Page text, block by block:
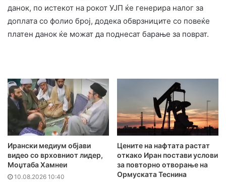
данок, по истекот на рокот УЈП ќе генерира налог за
доплата со фолио број, додека обврзниците со повеќе
платен данок ќе можат да поднесат барање за поврат.
Ирански медиум објави
видео со врховниот лидер,
Моџтаба Хамнеи
10.08.2026 10:40
Цените на нафтата растат
откако Иран постави услови
за повторно отворање на
Ормуската Теснина